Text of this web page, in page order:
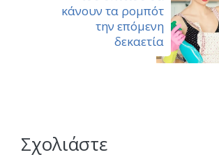
κάνουν τα ρομπότ
την επόμενη
δεκαετία
Σχολιάστε